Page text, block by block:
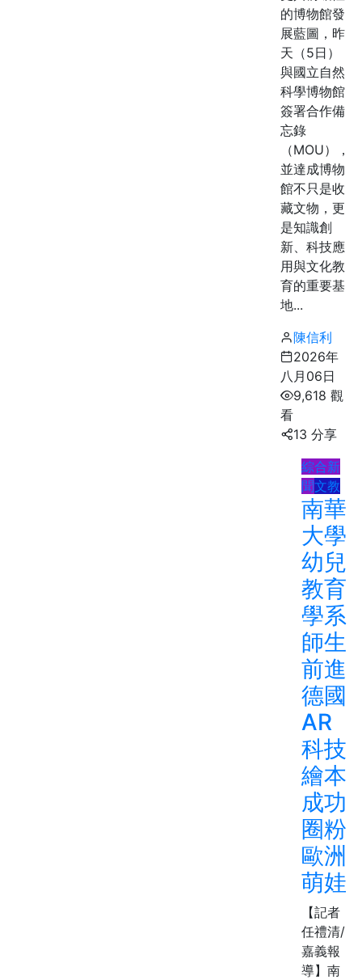
的博物館發
展藍圖，昨
天（5日）
與國立自然
科學博物館
簽署合作備
忘錄
（MOU），
並達成博物
館不只是收
藏文物，更
是知識創
新、科技應
用與文化教
育的重要基
地...
陳信利
2026年
八月06日
9,618 觀
看
13 分享
綜合新
聞文教
南華
大學
幼兒
教育
學系
師生
前進
德國
AR
科技
繪本
成功
圈粉
歐洲
萌娃
【記者
任禮清/
嘉義報
導】南